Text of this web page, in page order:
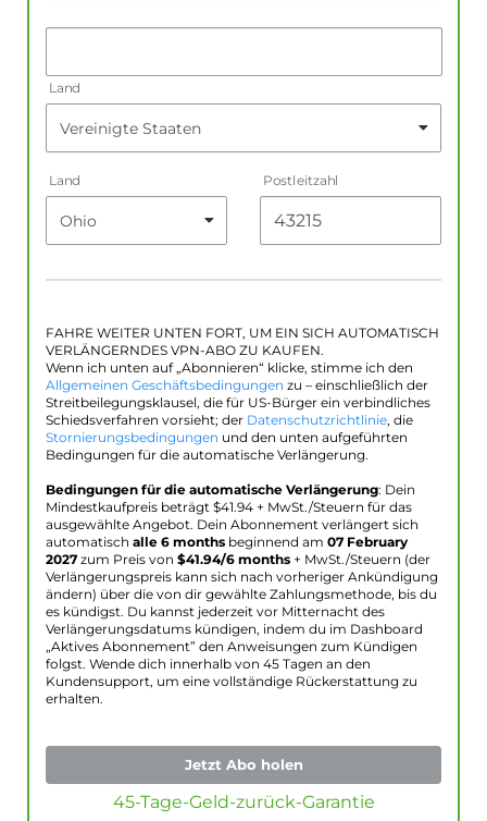
Land
Land Postleitzahl
FAHRE WEITER UNTEN FORT, UM EIN SICH AUTOMATISCH
VERLÄNGERNDES VPN-ABO ZU KAUFEN.
Wenn ich unten auf „Abonnieren“ klicke, stimme ich den
Allgemeinen Geschäftsbedingungen zu – einschließlich der
Streitbeilegungsklausel, die für US-Bürger ein verbindliches
Schiedsverfahren vorsieht; der Datenschutzrichtlinie, die
Stornierungsbedingungen und den unten aufgeführten
Bedingungen für die automatische Verlängerung.
Bedingungen für die automatische Verlängerung: Dein
Mindestkaufpreis beträgt $41.94 + MwSt./Steuern für das
ausgewählte Angebot. Dein Abonnement verlängert sich
automatisch alle 6 months beginnend am 07 February
2027 zum Preis von $41.94/6 months + MwSt./Steuern (der
Verlängerungspreis kann sich nach vorheriger Ankündigung
ändern) über die von dir gewählte Zahlungsmethode, bis du
es kündigst. Du kannst jederzeit vor Mitternacht des
Verlängerungsdatums kündigen, indem du im Dashboard
„Aktives Abonnement” den Anweisungen zum Kündigen
folgst. Wende dich innerhalb von 45 Tagen an den
Kundensupport, um eine vollständige Rückerstattung zu
erhalten.
Jetzt Abo holen
45-Tage-Geld-zurück-Garantie